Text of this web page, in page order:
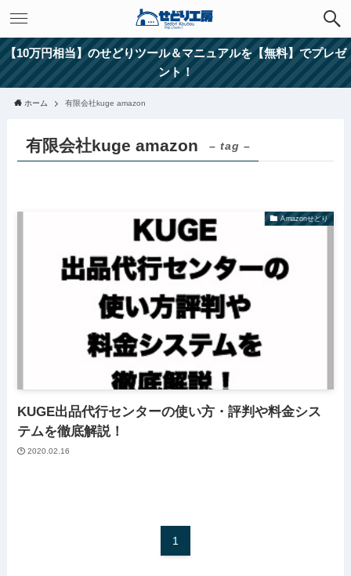
【10万円相当】のせどりツール＆マニュアルを【無料】でプレゼ
ント！
ホーム 有限会社kuge amazon
有限会社kuge amazon – tag –
Amazonせどり
KUGE出品代行センターの使い方・評判や料金シス
テムを徹底解説！
2020.02.16
1